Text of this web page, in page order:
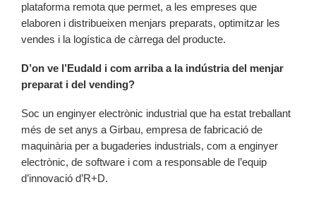
plataforma remota que permet, a les empreses que
elaboren i distribueixen menjars preparats, optimitzar les
vendes i la logística de càrrega del producte.
D’on ve l’Eudald i com arriba a la indústria del menjar
preparat i del vending?
Soc un enginyer electrònic industrial que ha estat treballant
més de set anys a Girbau, empresa de fabricació de
maquinària per a bugaderies industrials, com a enginyer
electrònic, de software i com a responsable de l’equip
d’innovació d’R+D.